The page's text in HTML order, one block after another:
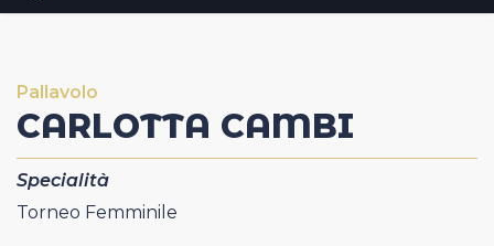
La missione
Italia Team
Pallavolo
CARLOTTA CAMBI
Specialità
Torneo Femminile